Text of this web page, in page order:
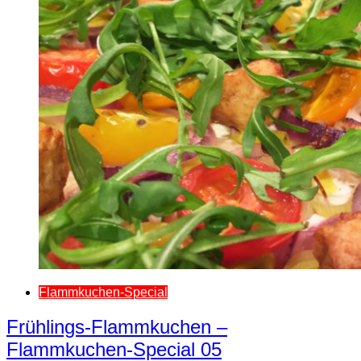
Flammkuchen-Special
Frühlings-Flammkuchen –
Flammkuchen-Special 05